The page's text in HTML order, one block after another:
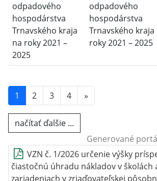
odpadového
hospodárstva
Trnavského kraja
na roky 2021 –
2025
odpadového
hospodárstva
Trnavského kraja
roky 2021 – 2025
1
2 3 4 »
načítať ďalšie ...
Generované
VZN č. 1/2026 určenie výšky
čiastočnú úhradu nákladov v školách
zariadeniach v zriaďovateľskej